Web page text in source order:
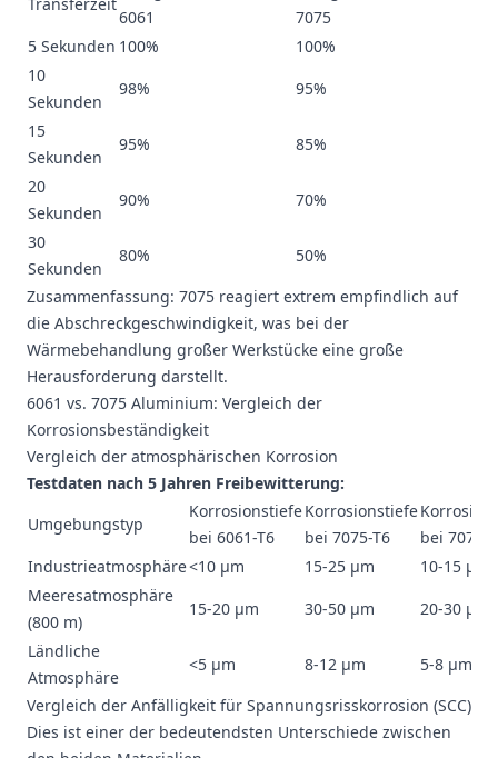
6061
7075
5 Sekunden 100%
100%
10
Sekunden
98%
95%
15
Sekunden
95%
85%
20
Sekunden
90%
70%
30
Sekunden
80%
50%
Zusammenfassung: 7075 reagiert extrem empfindlich auf
die Abschreckgeschwindigkeit, was bei der
Wärmebehandlung großer Werkstücke eine große
Herausforderung darstellt.
6061 vs. 7075 Aluminium: Vergleich der
Korrosionsbeständigkeit
Vergleich der atmosphärischen Korrosion
Testdaten nach 5 Jahren Freibewitterung:
Umgebungstyp
Korrosionstiefe
bei 6061-T6
Korrosionstiefe
bei 7075-T6
bei 7075-
Industrieatmosphäre<10 μm 15-25 μm
10-15 μm
Meeresatmosphäre
(800 m)
15-20 μm 30-50 μm
20-30 μm
Ländliche
Atmosphäre
<5 μm 8-12 μm
5-8 μm
Vergleich der Anfälligkeit für Spannungsrisskorrosion (SCC)
Dies ist einer der bedeutendsten Unterschiede zwischen